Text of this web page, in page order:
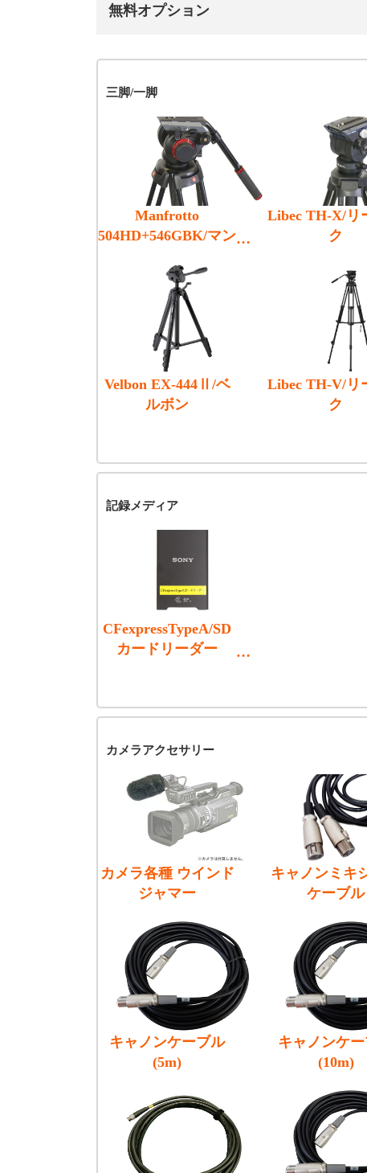
無料オプション
三脚/一脚
Manfrotto
504HD+546GBK/マン
Libec TH-X/リ
ク
Velbon EX-444Ⅱ/ベ
ルボン
Libec TH-V/リ
ク
記録メディア
CFexpressTypeA/SD
カードリーダー
カメラアクセサリー
カメラ各種 ウインド
ジャマー
キャノンミキ
ケーブル
キャノンケーブル
(5m)
キャノンケ
(10m)